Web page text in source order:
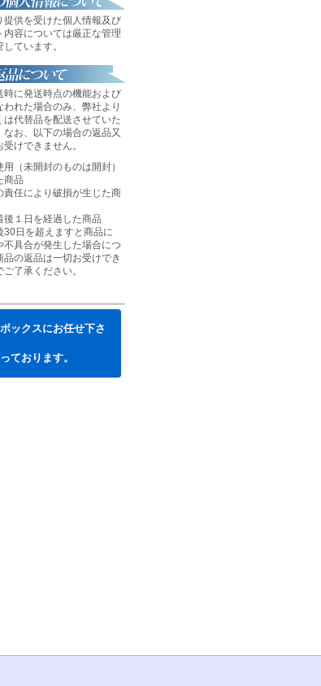
提供を受けた個人情報及び
内容については厳正な管理
ています。
時に発送時点の機能および
われた場合のみ、弊社より
は代替品を配送させていた
なお、以下の場合の返品又
けできません。
用（未開封のものは開封）
商品
責任により破損が生じた商
後１日を経過した商品
30日を超えますと商品に
不具合が発生した場合につ
品の返品は一切お受けでき
ご了承ください。
ックスにお任せ下さ
ております。